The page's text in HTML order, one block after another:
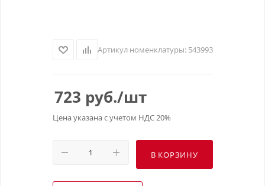
Артикул номенклатуры: 543993
723 руб./шт
Цена указана с учетом НДС 20%
В КОРЗИНУ